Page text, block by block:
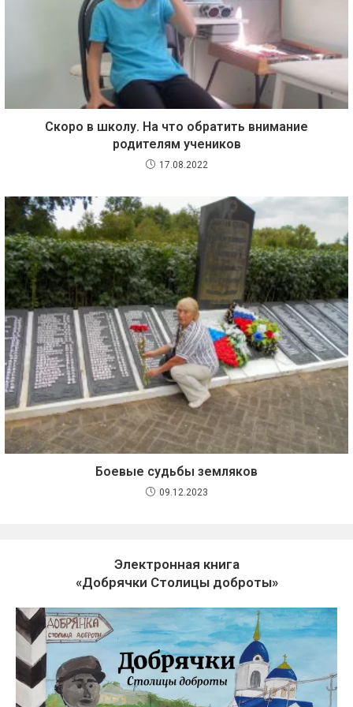
Скоро в школу. На что обратить внимание
родителям учеников
17.08.2022
Боевые судьбы земляков
09.12.2023
Электронная книга
«Добрячки Столицы доброты»